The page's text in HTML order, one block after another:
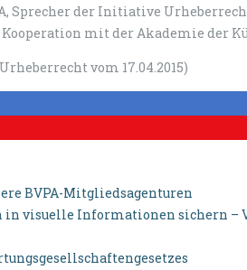
Sprecher der Initiative
mit der Akademie der
vom 17.04.2015)
BVPA-Mitgliedsagenturen
in visuelle Informationen sichern